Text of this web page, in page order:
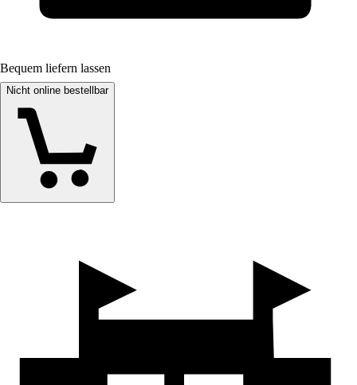
Bequem liefern lassen
Nicht online bestellbar